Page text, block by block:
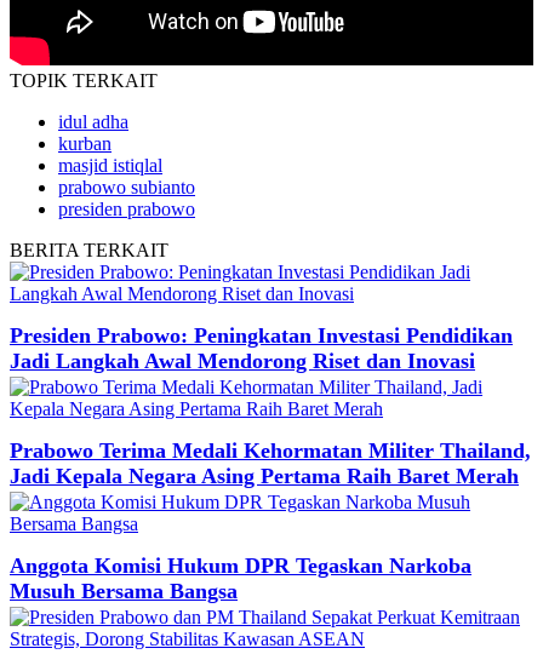
TOPIK TERKAIT
idul adha
kurban
masjid istiqlal
prabowo subianto
presiden prabowo
BERITA TERKAIT
Presiden Prabowo: Peningkatan Investasi Pendidikan
Jadi Langkah Awal Mendorong Riset dan Inovasi
Prabowo Terima Medali Kehormatan Militer Thailand,
Jadi Kepala Negara Asing Pertama Raih Baret Merah
Anggota Komisi Hukum DPR Tegaskan Narkoba
Musuh Bersama Bangsa